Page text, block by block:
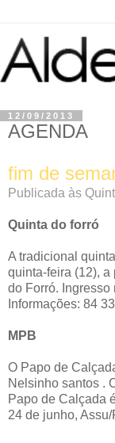
12/09/2013
AGENDA
fim de
Publicada às
Quinta do forró
A tradicional
quinta-feira (12),
do Forró.
Informações: 84
MPB
O Papo de
Nelsinho santos .
Papo de Calçada
24 de junho,